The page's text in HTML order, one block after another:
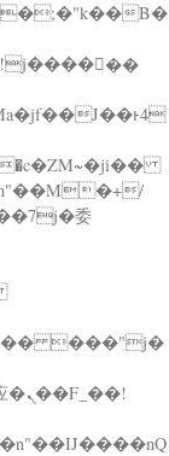
B�
委
���"j�